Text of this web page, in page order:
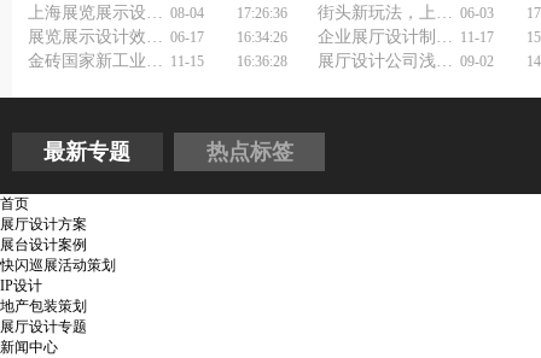
上海展览展示设计公司浅析展馆展厅设计搭建 08-04 17:26:36 街头新玩法，上海快闪店巡展活动策划公司有何秘诀？ 06-03
展览展示设计效果如何提升？展会展台设计搭建公司为你出谋划策！ 06-17 16:34:26 企业展厅设计制作公司怎样开拓客户？试试这四条野路子！ 11-17
金砖国家新工业革命展览会展台设计搭建须知 11-15 16:36:28 展厅设计公司浅谈主题餐厅设计 09-02
最新专题 热点标签
首页
展厅设计方案
展台设计案例
快闪巡展活动策划
IP设计
地产包装策划
展厅设计专题
新闻中心